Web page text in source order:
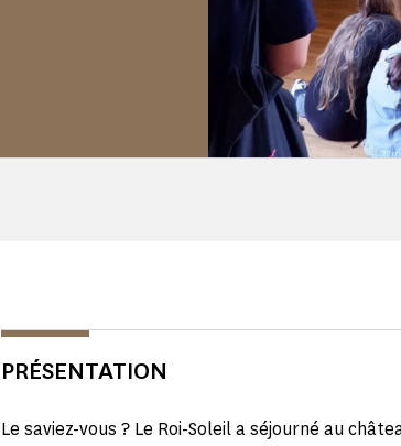
PRÉSENTATION
Le saviez-vous ? Le Roi-Soleil a séjourné au